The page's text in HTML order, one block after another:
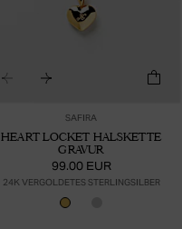
SAFIRA
HEART LOCKET HALSKETTE
GRAVUR
99.00 EUR
24K VERGOLDETES STERLINGSILBER